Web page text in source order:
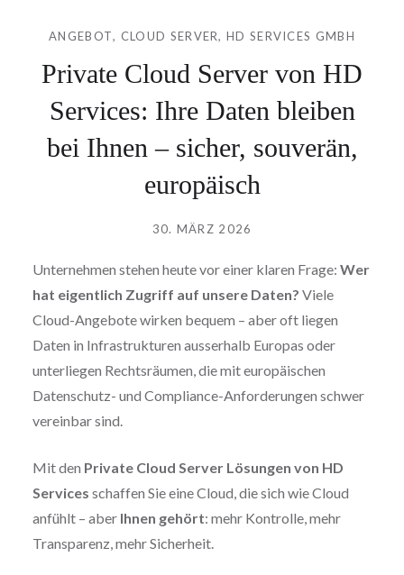
ANGEBOT, CLOUD SERVER,HD SERVICES GMBH
Private Cloud Server von HD
Services: Ihre Daten bleiben
bei Ihnen – sicher, souverän,
europäisch
Verfasst
HD
GMBH
am
30. MÄRZ 2026
Unternehmen stehen heute vor einer klaren Frage: Wer
hat eigentlich Zugriff auf unsere Daten? Viele
Cloud-Angebote wirken bequem – aber oft liegen
Daten in Infrastrukturen ausserhalb Europas oder
unterliegen Rechtsräumen, die mit europäischen
Datenschutz- und Compliance-Anforderungen schwer
vereinbar sind.
Mit den Private Cloud Server Lösungen von HD
Services schaffen Sie eine Cloud, die sich wie Cloud
anfühlt – aber Ihnen gehört: mehr Kontrolle, mehr
Transparenz, mehr Sicherheit.